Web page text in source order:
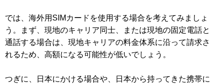
では、海外用SIMカードを使用する場合を考えてみましょ
う。まず、現地のキャリア同士、または現地の固定電話と
通話する場合は、現地キャリアの料金体系に沿って請求さ
れるため、高額になる可能性が低いでしょう。
つぎに、日本にかける場合や、日本から持ってきた携帯に